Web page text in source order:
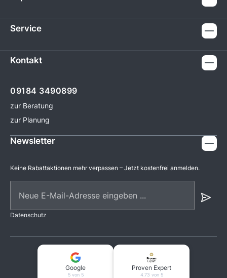
Service
Kontakt
09184 3490899
zur Beratung
zur Planung
Newsletter
Keine Rabattaktionen mehr verpassen – Jetzt kostenfrei anmelden.
Datenschutz
Google
5 von 5
Proven Expert
4.73 von 5